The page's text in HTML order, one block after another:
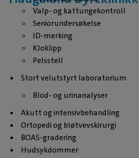
Valp- og kattungekontroll
Seniorundersøkelse
ID-merking
Kloklipp
Pelsstell
Stort velutstyrt laboratorium
Blod- og urinanalyser
Akutt og intensivbehandling
Ortopedi og bløtvevskirurgi
BOAS-gradering
Hudsykdommer